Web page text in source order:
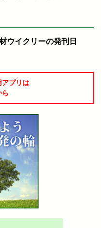
ウイクリーの発刊日
アプリは
ら